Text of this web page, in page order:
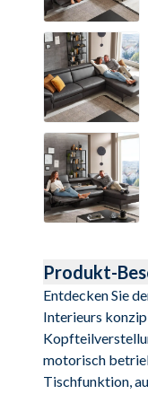
Produkt-
Entdecken Sie
Interieurs
motorisch
Tischfunktion,